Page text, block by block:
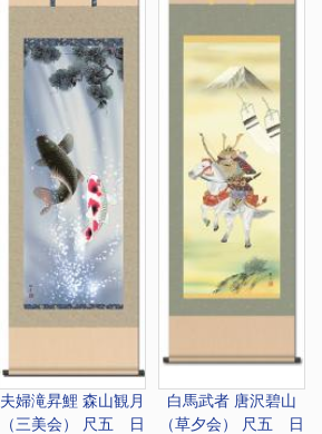
夫婦滝昇鯉 森山観月
（三美会） 尺五 日
白馬武者 唐沢碧山
（草夕会） 尺五 日